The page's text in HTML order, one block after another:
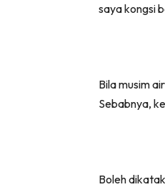
saya kongsi
Bila musim
Sebabnya,
Boleh